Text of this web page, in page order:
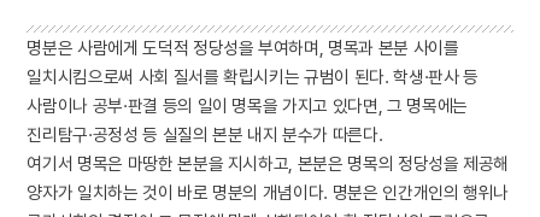
명분은 사람에게 도덕적 정당성을 부여하며, 명목과 본분 사이를
일치시킴으로써 사회 질서를 확립시키는 규범이 된다. 학생·판사 등
사람이나 공부·판결 등의 일이 명목을 가지고 있다면, 그 명목에는
진리탐구·공정성 등 실질의 본분 내지 분수가 따른다.
여기서 명목은 마땅한 본분을 지시하고, 본분은 명목의 정당성을 제공해
양자가 일치하는 것이 바로 명분의 개념이다. 명분은 인간개인의 행위나